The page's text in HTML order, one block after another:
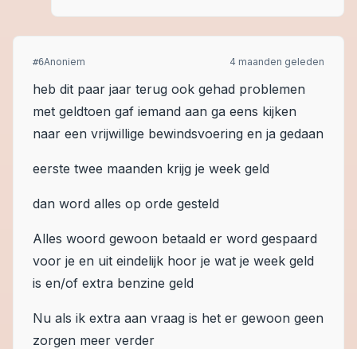
#6Anoniem 4 maanden geleden
heb dit paar jaar terug ook gehad problemen
met geldtoen gaf iemand aan ga eens kijken
naar een vrijwillige bewindsvoering en ja gedaan
eerste twee maanden krijg je week geld
dan word alles op orde gesteld
Alles woord gewoon betaald er word gespaard
voor je en uit eindelijk hoor je wat je week geld
is en/of extra benzine geld
Nu als ik extra aan vraag is het er gewoon geen
zorgen meer verder